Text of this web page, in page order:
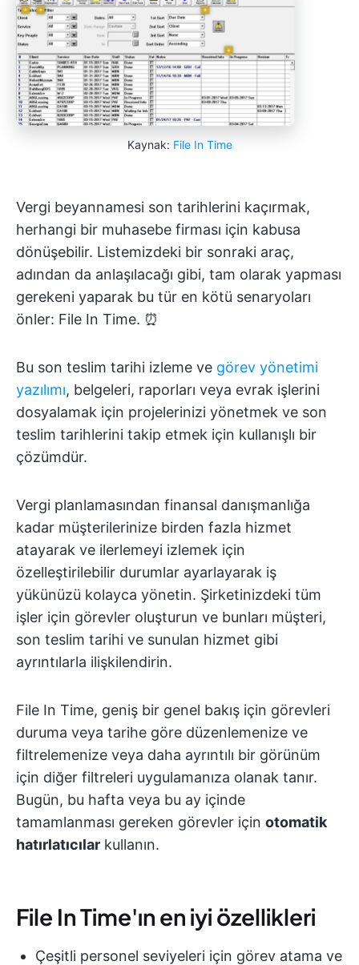
Kaynak: File In Time
Vergi beyannamesi son tarihlerini kaçırmak,
herhangi bir muhasebe firması için kabusa
dönüşebilir. Listemizdeki bir sonraki araç,
adından da anlaşılacağı gibi, tam olarak yapması
gerekeni yaparak bu tür en kötü senaryoları
önler: File In Time. ⏰
Bu son teslim tarihi izleme ve görev yönetimi
yazılımı, belgeleri, raporları veya evrak işlerini
dosyalamak için projelerinizi yönetmek ve son
teslim tarihlerini takip etmek için kullanışlı bir
çözümdür.
Vergi planlamasından finansal danışmanlığa
kadar müşterilerinize birden fazla hizmet
atayarak ve ilerlemeyi izlemek için
özelleştirilebilir durumlar ayarlayarak iş
yükünüzü kolayca yönetin. Şirketinizdeki tüm
işler için görevler oluşturun ve bunları müşteri,
son teslim tarihi ve sunulan hizmet gibi
ayrıntılarla ilişkilendirin.
File In Time, geniş bir genel bakış için görevleri
duruma veya tarihe göre düzenlemenize ve
filtrelemenize veya daha ayrıntılı bir görünüm
için diğer filtreleri uygulamanıza olanak tanır.
Bugün, bu hafta veya bu ay içinde
tamamlanması gereken görevler için otomatik
hatırlatıcılar kullanın.
File In Time'ın en iyi özellikleri
Çeşitli personel seviyeleri için görev atama ve